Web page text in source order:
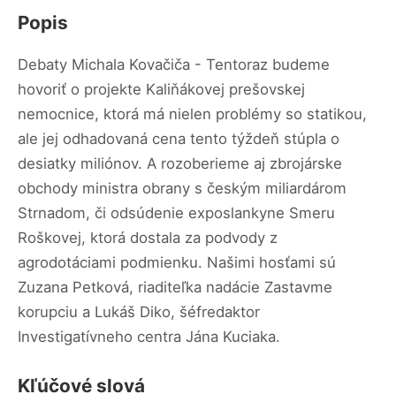
Popis
Debaty Michala Kovačiča - Tentoraz budeme
hovoriť o projekte Kaliňákovej prešovskej
nemocnice, ktorá má nielen problémy so statikou,
ale jej odhadovaná cena tento týždeň stúpla o
desiatky miliónov. A rozoberieme aj zbrojárske
obchody ministra obrany s českým miliardárom
Strnadom, či odsúdenie exposlankyne Smeru
Roškovej, ktorá dostala za podvody z
agrodotáciami podmienku. Našimi hosťami sú
Zuzana Petková, riaditeľka nadácie Zastavme
korupciu a Lukáš Diko, šéfredaktor
Investigatívneho centra Jána Kuciaka.
Kľúčové slová